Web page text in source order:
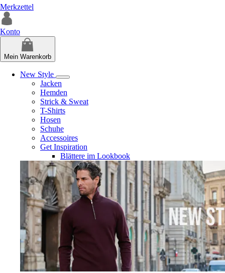
Merkzettel
Konto
Mein Warenkorb
New Style
Jacken
Hemden
Strick & Sweat
T-Shirts
Hosen
Schuhe
Accessoires
Get Inspiration
Blättere im Lookbook